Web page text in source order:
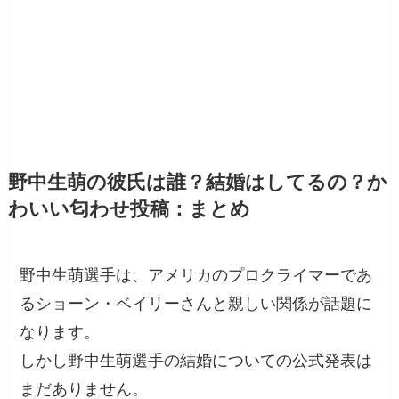
野中生萌の彼氏は誰？結婚はしてるの？か
わいい匂わせ投稿：まとめ
野中生萌選手は、アメリカのプロクライマーであ
るショーン・ベイリーさんと親しい関係が話題に
なります。
しかし野中生萌選手の結婚についての公式発表は
まだありません。